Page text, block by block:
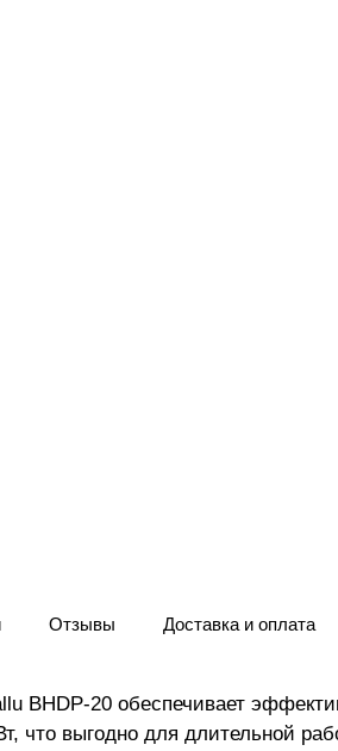
Отзывы Доставка и оплата
BHDP-20 обеспечивает
что выгодно для длительной